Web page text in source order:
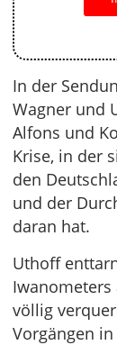
In der
Wagner und
Alfons und
Krise, in der
den
und der
daran hat.
Uthoff
völlig
Vorgängen